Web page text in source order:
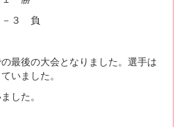
３ 負
最後の大会となりました。選手は
いました。
した。